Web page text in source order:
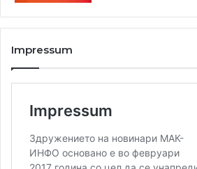
Impressum